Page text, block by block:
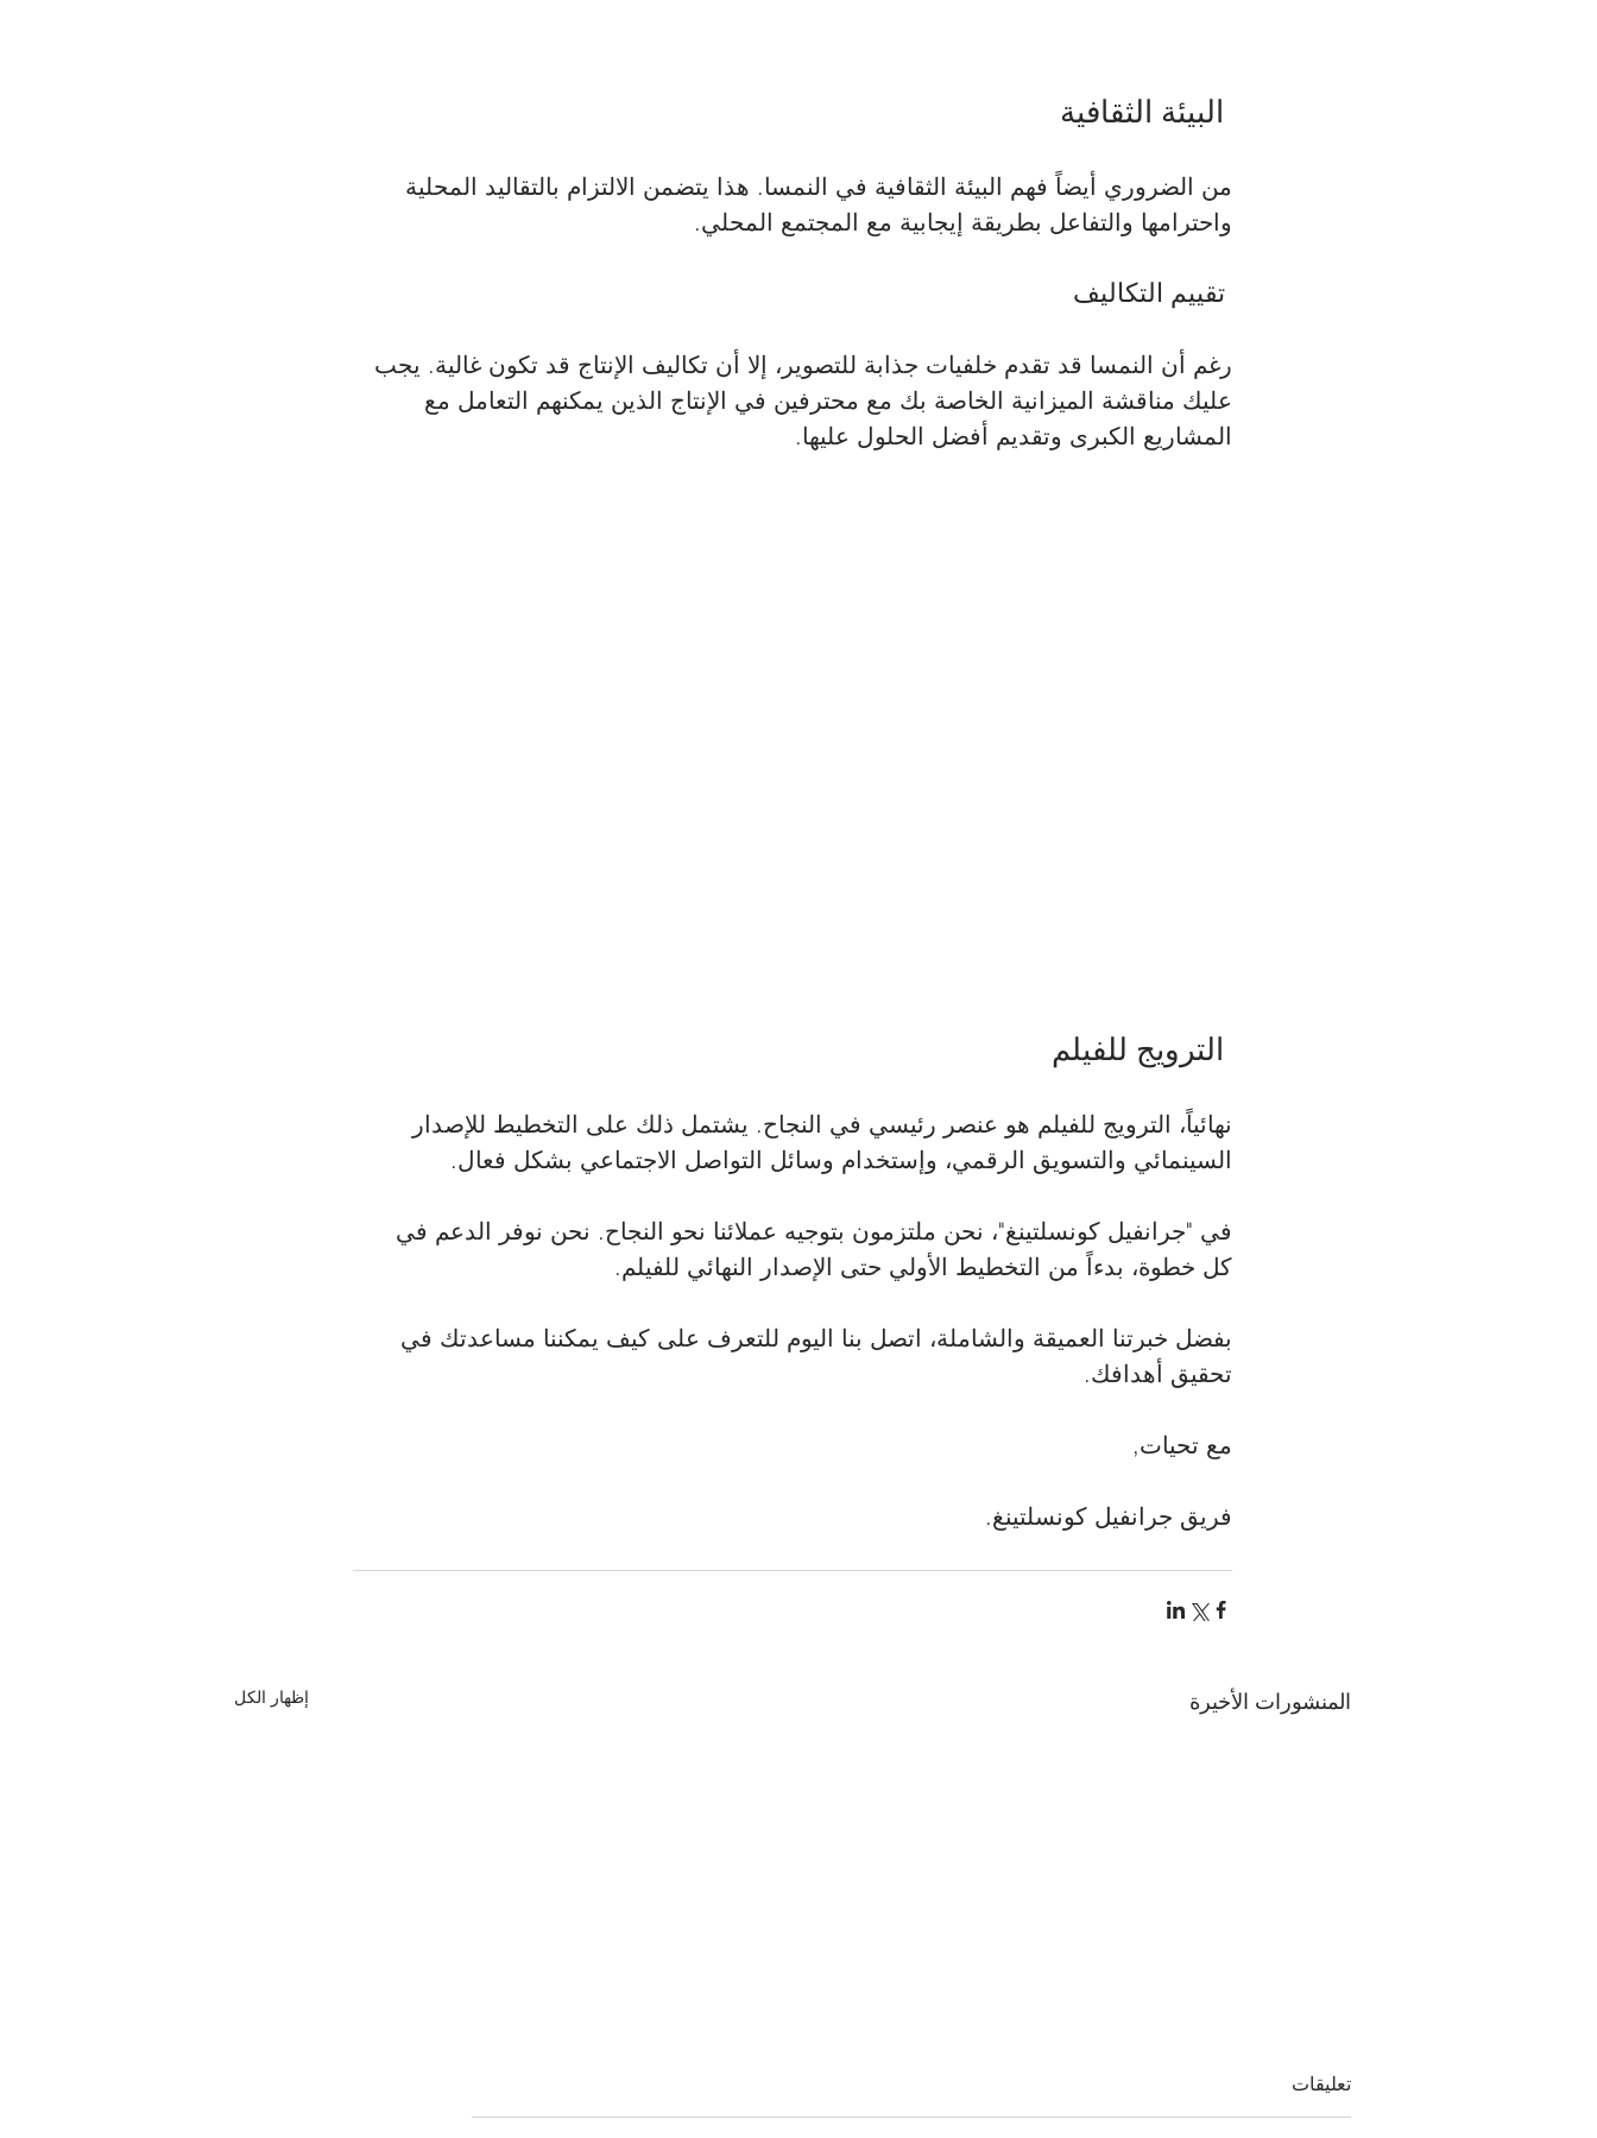
من الضروري أيضاً فهم البيئة الثقافية في النمسا. هذا يتضمن الالتزام بالتقاليد المحلية
واحترامها والتفاعل بطريقة إيجابية مع المجتمع المحلي.
رغم أن النمسا قد تقدم خلفيات جذابة للتصوير، إلا أن تكاليف الإنتاج قد تكون غالية. يجب
عليك مناقشة الميزانية الخاصة بك مع محترفين في الإنتاج الذين يمكنهم التعامل مع
المشاريع الكبرى وتقديم أفضل الحلول عليها.
نهائياً، الترويج للفيلم هو عنصر رئيسي في النجاح. يشتمل ذلك على التخطيط للإصدار
السينمائي والتسويق الرقمي، وإستخدام وسائل التواصل الاجتماعي بشكل فعال.
في "جرانفيل كونسلتينغ"، نحن ملتزمون بتوجيه عملائنا نحو النجاح. نحن نوفر الدعم في
كل خطوة، بدءاً من التخطيط الأولي حتى الإصدار النهائي للفيلم.
بفضل خبرتنا العميقة والشاملة، اتصل بنا اليوم للتعرف على كيف يمكننا مساعدتك في
تحقيق أهدافك.
مع تحيات,
فريق جرانفيل كونسلتينغ.
المنشورات الأخيرة إظهار الكل
تعليقات